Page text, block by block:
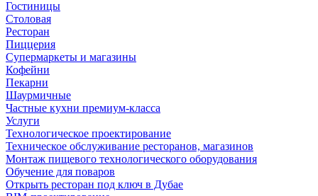
Гостиницы
Столовая
Ресторан
Пиццерия
Супермаркеты и магазины
Кофейни
Пекарни
Шаурмичные
Частные кухни премиум-класса
Услуги
Технологическое проектирование
Техническое обслуживание ресторанов, магазинов
Монтаж пищевого технологического оборудования
Обучение для поваров
Открыть ресторан под ключ в Дубае